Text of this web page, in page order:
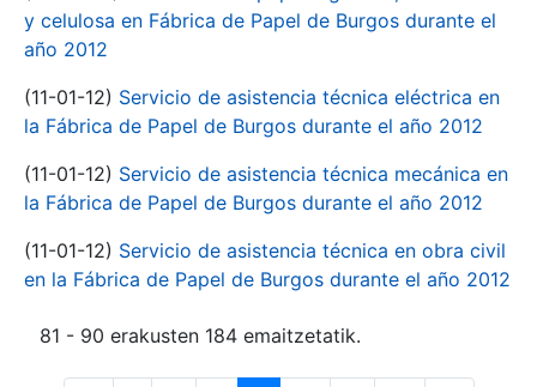
y celulosa en Fábrica de Papel de Burgos durante el
año 2012
(11-01-12) Servicio de asistencia técnica eléctrica en
la Fábrica de Papel de Burgos durante el año 2012
(11-01-12) Servicio de asistencia técnica mecánica en
la Fábrica de Papel de Burgos durante el año 2012
(11-01-12) Servicio de asistencia técnica en obra civil
en la Fábrica de Papel de Burgos durante el año 2012
81 - 90 erakusten 184 emaitzetatik.